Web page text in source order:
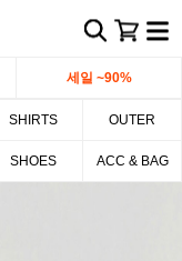
세일 ~90%
SHIRTS OUTER
SHOES ACC & BAG